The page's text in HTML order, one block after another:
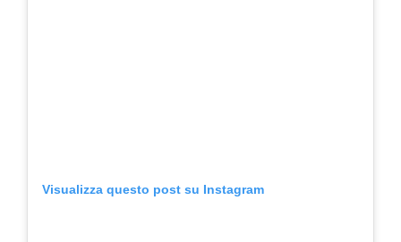
Visualizza questo post su Instagram